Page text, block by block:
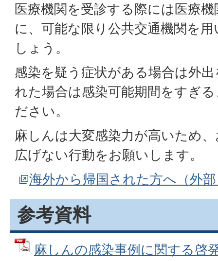
医療機関を受診する際には医療
に、可能な限り公共交通機関を
しょう。
感染を疑う症状がある場合は外
れた場合は感染可能期間をすぎ
ださい。
麻しんは大変感染力が高いため
広げない行動をお願いします。
海外から帰国された方へ（外
参考資料
麻しんの感染事例に関する啓